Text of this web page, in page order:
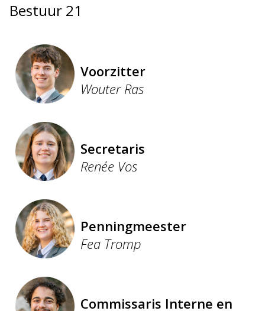
Bestuur 21
Voorzitter
Wouter Ras
Secretaris
Renée Vos
Penningmeester
Fea Tromp
Commissaris Interne en